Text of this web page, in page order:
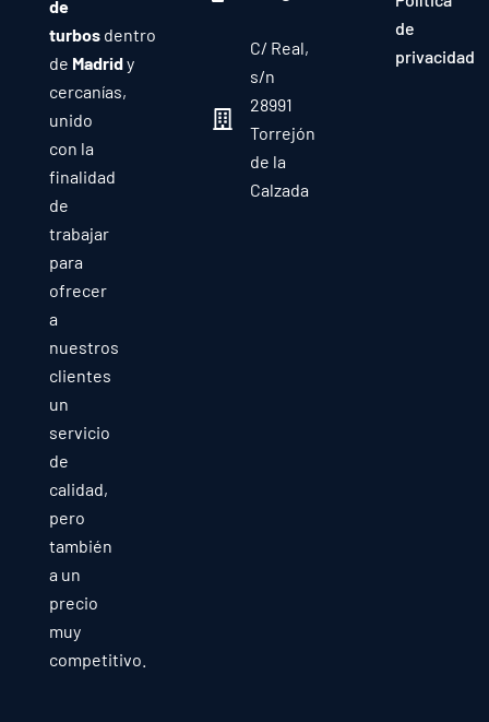
de
turbosdentro
de Madridy
cercanías,
unido
con la
finalidad
de
trabajar
para
ofrecer
a
nuestros
clientes
un
servicio
de
calidad,
pero
también
a un
precio
muy
competitivo.
C/ Real,
s/n
28991
Torrejón
de la
Calzada
de
privacidad